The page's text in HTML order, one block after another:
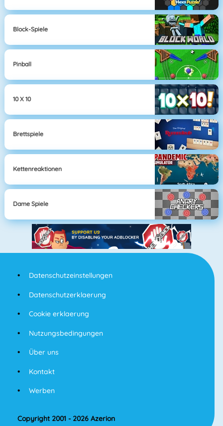
Block-Spiele
Pinball
10 X 10
Brettspiele
Kettenreaktionen
Dame Spiele
Datenschutzeinstellungen
Datenschutzerklaerung
Cookie erklaerung
Nutzungsbedingungen
Über uns
Kontakt
Werben
Copyright 2001 - 2026 Azerion